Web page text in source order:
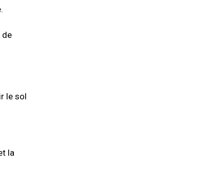
de
le sol
la